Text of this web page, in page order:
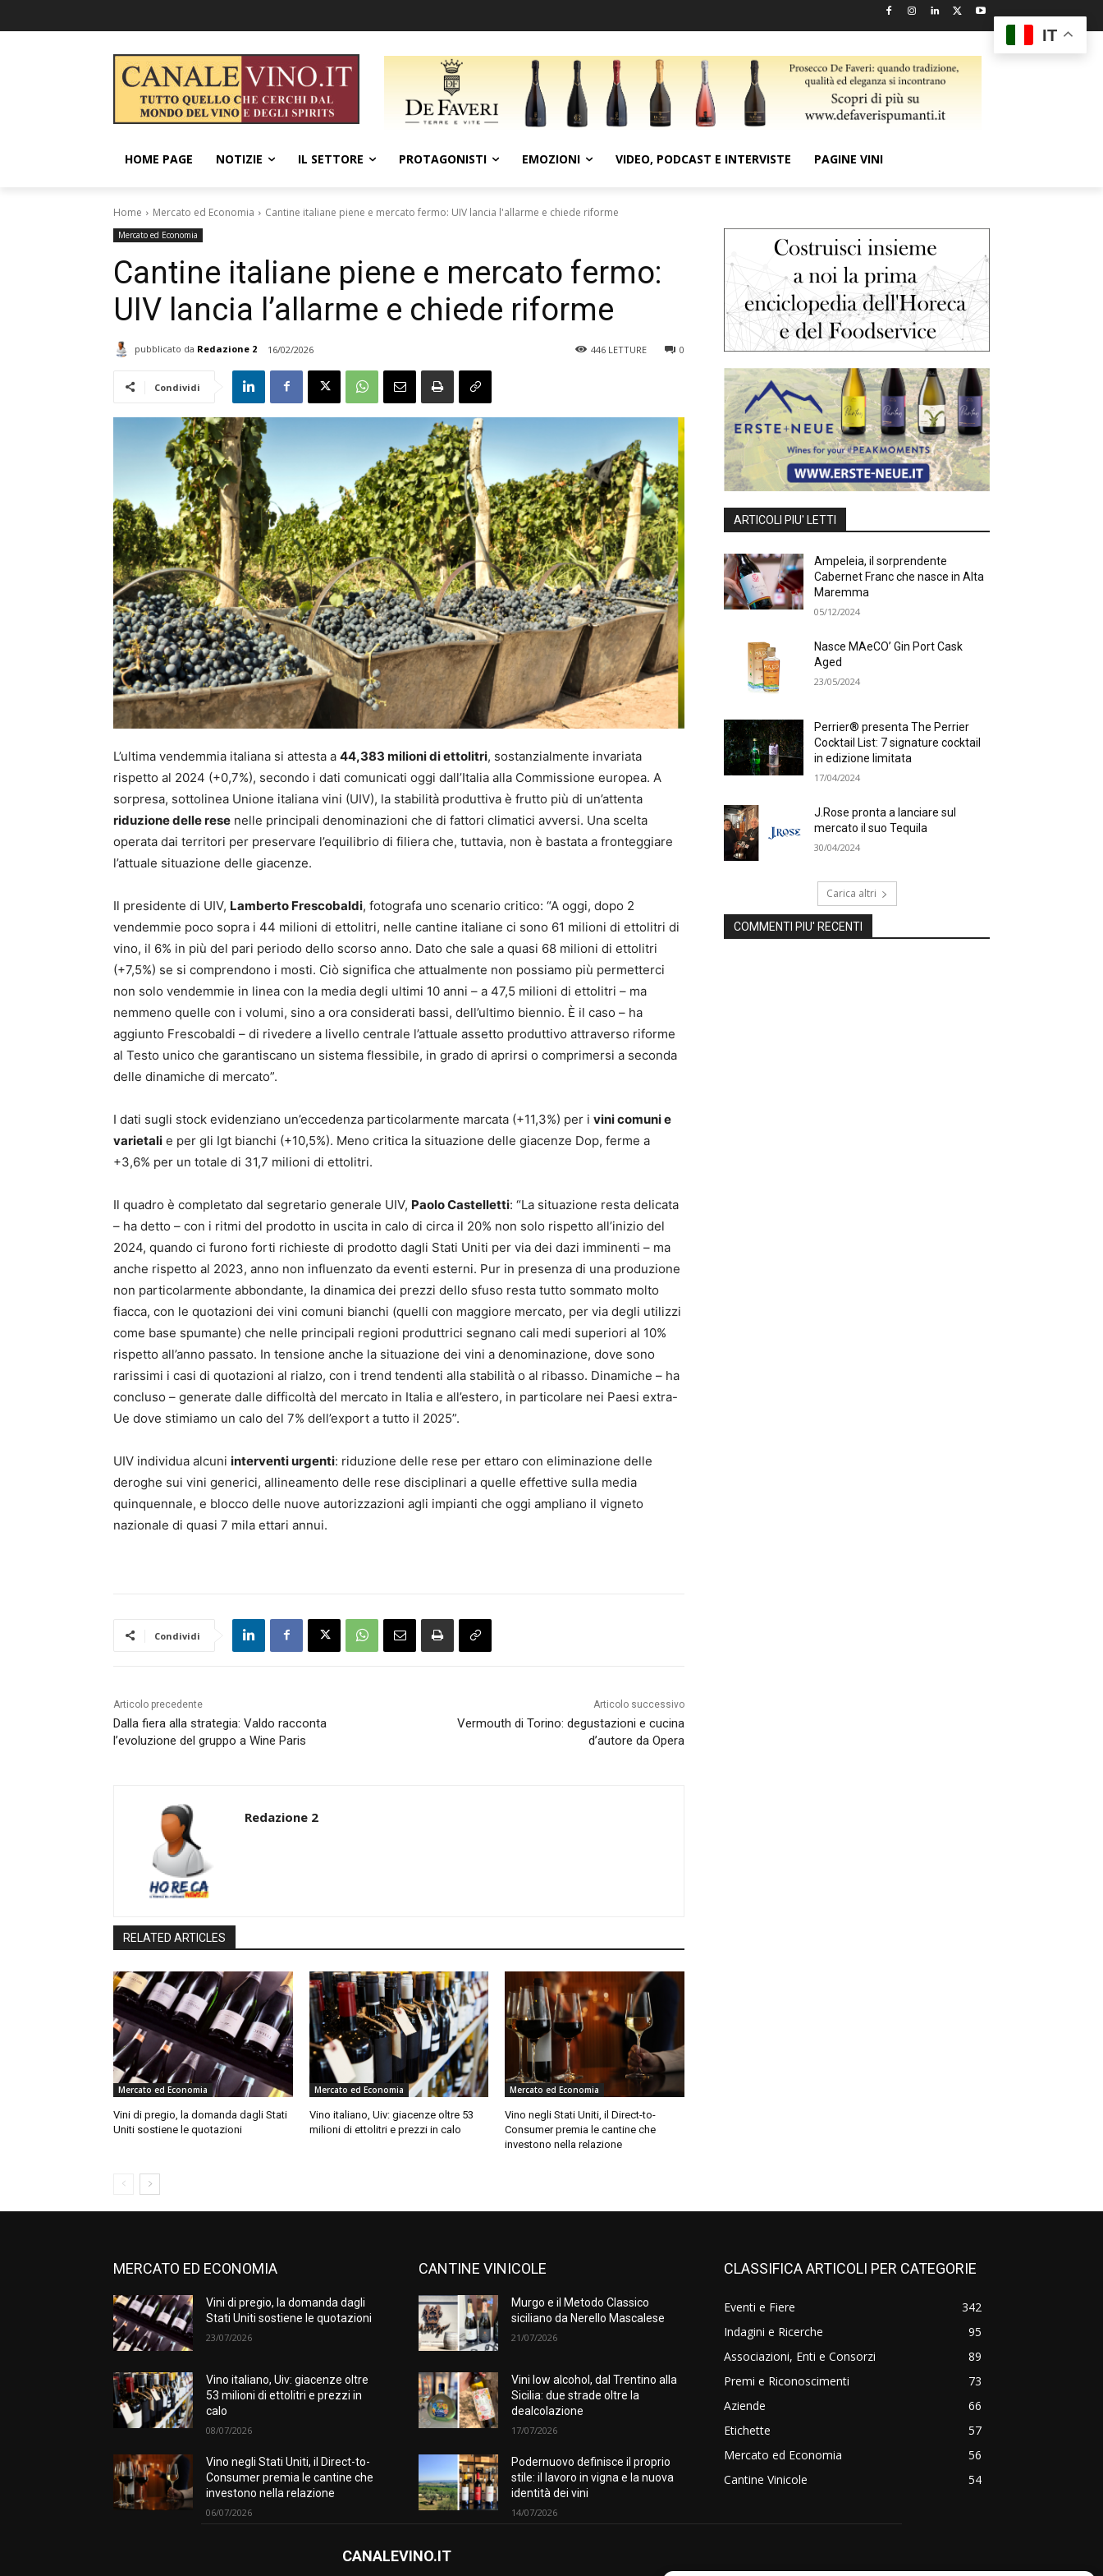
HOME PAGE NOTIZIE IL SETTORE PROTAGONISTI EMOZIONI VIDEO, PODCAST E INTERVISTE PAGINE VINI
Home Mercato ed Economia Cantine italiane piene e mercato fermo: UIV lancia l'allarme e chiede riforme
Mercato ed Economia
Cantine italiane piene e mercato fermo:
UIV lancia l’allarme e chiede riforme
pubblicato da Redazione 2 16/02/2026 0
446 LETTURE
Condividi
L’ultima vendemmia italiana si attesta a 44,383 milioni di ettolitri, sostanzialmente invariata
rispetto al 2024 (+0,7%), secondo i dati comunicati oggi dall’Italia alla Commissione europea. A
sorpresa, sottolinea Unione italiana vini (UIV), la stabilità produttiva è frutto più di un’attenta
riduzione delle rese nelle principali denominazioni che di fattori climatici avversi. Una scelta
operata dai territori per preservare l’equilibrio di filiera che, tuttavia, non è bastata a fronteggiare
l’attuale situazione delle giacenze.
Il presidente di UIV, Lamberto Frescobaldi, fotografa uno scenario critico: “A oggi, dopo 2
vendemmie poco sopra i 44 milioni di ettolitri, nelle cantine italiane ci sono 61 milioni di ettolitri di
vino, il 6% in più del pari periodo dello scorso anno. Dato che sale a quasi 68 milioni di ettolitri
(+7,5%) se si comprendono i mosti. Ciò significa che attualmente non possiamo più permetterci
non solo vendemmie in linea con la media degli ultimi 10 anni – a 47,5 milioni di ettolitri – ma
nemmeno quelle con i volumi, sino a ora considerati bassi, dell’ultimo biennio. È il caso – ha
aggiunto Frescobaldi – di rivedere a livello centrale l’attuale assetto produttivo attraverso riforme
al Testo unico che garantiscano un sistema flessibile, in grado di aprirsi o comprimersi a seconda
delle dinamiche di mercato”.
I dati sugli stock evidenziano un’eccedenza particolarmente marcata (+11,3%) per i vini comuni e
varietali e per gli Igt bianchi (+10,5%). Meno critica la situazione delle giacenze Dop, ferme a
+3,6% per un totale di 31,7 milioni di ettolitri.
Il quadro è completato dal segretario generale UIV, Paolo Castelletti: “La situazione resta delicata
– ha detto – con i ritmi del prodotto in uscita in calo di circa il 20% non solo rispetto all’inizio del
2024, quando ci furono forti richieste di prodotto dagli Stati Uniti per via dei dazi imminenti – ma
anche rispetto al 2023, anno non influenzato da eventi esterni. Pur in presenza di una produzione
non particolarmente abbondante, la dinamica dei prezzi dello sfuso resta tutto sommato molto
fiacca, con le quotazioni dei vini comuni bianchi (quelli con maggiore mercato, per via degli utilizzi
come base spumante) che nelle principali regioni produttrici segnano cali medi superiori al 10%
rispetto all’anno passato. In tensione anche la situazione dei vini a denominazione, dove sono
rarissimi i casi di quotazioni al rialzo, con i trend tendenti alla stabilità o al ribasso. Dinamiche – ha
concluso – generate dalle difficoltà del mercato in Italia e all’estero, in particolare nei Paesi extra-
Ue dove stimiamo un calo del 7% dell’export a tutto il 2025”.
UIV individua alcuni interventi urgenti: riduzione delle rese per ettaro con eliminazione delle
deroghe sui vini generici, allineamento delle rese disciplinari a quelle effettive sulla media
quinquennale, e blocco delle nuove autorizzazioni agli impianti che oggi ampliano il vigneto
nazionale di quasi 7 mila ettari annui.
Condividi
Articolo precedente
Dalla fiera alla strategia: Valdo racconta
l’evoluzione del gruppo a Wine Paris
Articolo successivo
Vermouth di Torino: degustazioni e cucina
d’autore da Opera
Redazione 2
RELATED ARTICLES
Mercato ed Economia
Vini di pregio, la domanda dagli Stati
Uniti sostiene le quotazioni
Mercato ed Economia
Vino italiano, Uiv: giacenze oltre 53
milioni di ettolitri e prezzi in calo
Mercato ed Economia
Vino negli Stati Uniti, il Direct-to-
Consumer premia le cantine che
investono nella relazione
ARTICOLI PIU' LETTI
Ampeleia, il sorprendente
Cabernet Franc che nasce in Alta
Maremma
05/12/2024
Nasce MAeCO’ Gin Port Cask
Aged
23/05/2024
Perrier® presenta The Perrier
Cocktail List: 7 signature cocktail
in edizione limitata
17/04/2024
J.Rose pronta a lanciare sul
mercato il suo Tequila
30/04/2024
Carica altri
COMMENTI PIU' RECENTI
MERCATO ED ECONOMIA
Vini di pregio, la domanda dagli
Stati Uniti sostiene le quotazioni
23/07/2026
Vino italiano, Uiv: giacenze oltre
53 milioni di ettolitri e prezzi in
calo
08/07/2026
Vino negli Stati Uniti, il Direct-to-
Consumer premia le cantine che
investono nella relazione
06/07/2026
CANTINE VINICOLE
Murgo e il Metodo Classico
siciliano da Nerello Mascalese
21/07/2026
Vini low alcohol, dal Trentino alla
Sicilia: due strade oltre la
dealcolazione
17/07/2026
Podernuovo definisce il proprio
stile: il lavoro in vigna e la nuova
identità dei vini
14/07/2026
CLASSIFICA ARTICOLI PER CATEGORIE
Eventi e Fiere
342
Indagini e Ricerche
95
Associazioni, Enti e Consorzi
89
Premi e Riconoscimenti
73
Aziende
66
Etichette
57
Mercato ed Economia
56
Cantine Vinicole
54
CANALEVINO.IT
IT